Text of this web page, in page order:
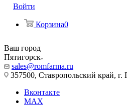
Войти
Корзина0
Ваш город
Пятигорск
sales@romfarma.ru
357500, Ставропольский край, г.
Вконтакте
MAX